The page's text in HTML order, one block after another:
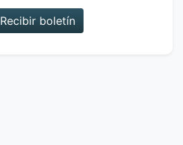
Recibir boletín